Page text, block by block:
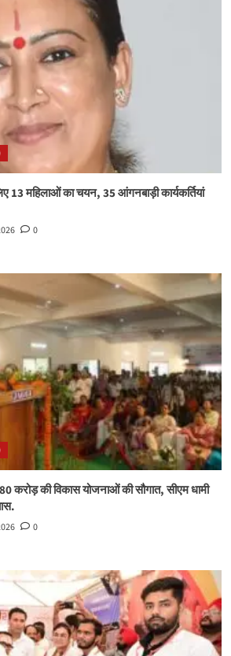
13 महिलाओं का चयन, 35 आंगनबाड़ी कार्यकर्तियां
0
करोड़ की विकास योजनाओं की सौगात, सीएम धामी
0